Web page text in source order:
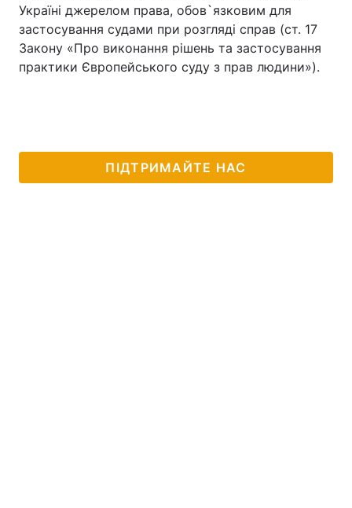
Україні джерелом права, обов`язковим для
застосування судами при розгляді справ (ст. 17
Закону «Про виконання рішень та застосування
практики Європейського суду з прав людини»).
ПІДТРИМАЙТЕ НАС